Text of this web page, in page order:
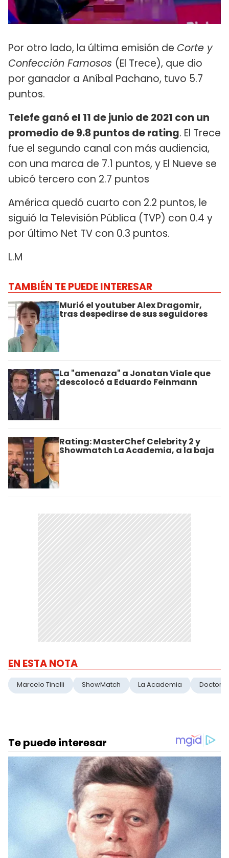
Por otro lado, la última emisión de Corte y
Confección Famosos (El Trece), que dio
por ganador a Aníbal Pachano, tuvo 5.7
puntos.
Telefe ganó el 11 de junio de 2021 con un
promedio de 9.8 puntos de rating. El Trece
fue el segundo canal con más audiencia,
con una marca de 7.1 puntos, y El Nueve se
ubicó tercero con 2.7 puntos
América quedó cuarto con 2.2 puntos, le
siguió la Televisión Pública (TVP) con 0.4 y
por último Net TV con 0.3 puntos.
L.M
TAMBIÉN TE PUEDE INTERESAR
Murió el youtuber Alex Dragomir,
tras despedirse de sus seguidores
La "amenaza" a Jonatan Viale que
descolocó a Eduardo Feinmann
Rating: MasterChef Celebrity 2 y
Showmatch La Academia, a la baja
EN ESTA NOTA
Marcelo Tinelli ShowMatch La Academia Doctor